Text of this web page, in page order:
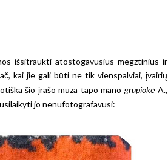
išsitraukti atostogavusius megztinius ir
kai jie gali būti ne tik vienspalviai, įvairių
šio įrašo mūza tapo mano grupiokėA.,
jo nenufotografavusi: